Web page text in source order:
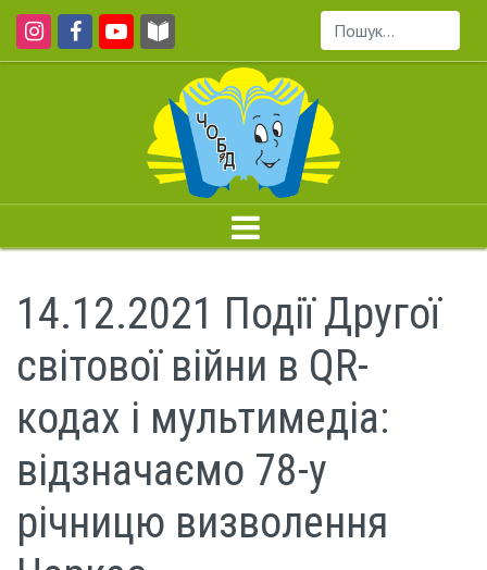
Пошук...
14.12.2021 Події Другої
світової війни в QR-
кодах і мультимедіа:
відзначаємо 78-у
річницю визволення